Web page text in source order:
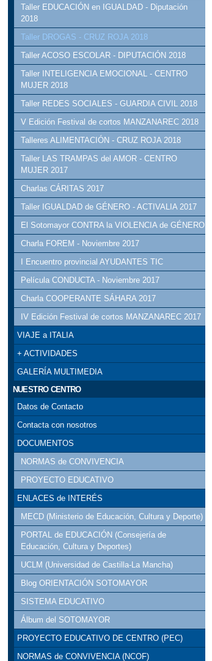
Taller EDUCACIÓN en IGUALDAD - Diputación
2018
Taller DROGAS - CRUZ ROJA 2018
Taller ACOSO ESCOLAR - DIPUTACIÓN 2018
Taller INTELIGENCIA EMOCIONAL - CENTRO
MUJER 2018
Taller REDES SOCIALES - GUARDIA CIVIL 2018
V Edición Festival de cortos MANZANAREC 2018
Talleres ALIMENTACIÓN - CRUZ ROJA 2018
Taller LAS TRAMPAS del AMOR - CENTRO
MUJER 2017
Charlas CÁRITAS 2017
Taller IGUALDAD de GÉNERO - ACTIVALIA 2017
El Sotomayor CONTRA la VIOLENCIA de GÉNERO
Charla FOREM - Noviembre 2017
I Encuentro provincial AYUDANTES TIC
Película CONDUCTA - Noviembre 2017
Charla COOPERANTE SÁHARA 2017
IV Edición Festival de cortos MANZANAREC 2017
VIAJE a ITALIA
+ ACTIVIDADES
GALERÍA MULTIMEDIA
NUESTRO CENTRO
Datos de Contacto
Contacta con nosotros
DOCUMENTOS
NORMAS de CONVIVENCIA
PROYECTO EDUCATIVO
ENLACES de INTERÉS
MECD (Ministerio de Educación, Cultura y Deporte)
PORTAL de EDUCACIÓN (Consejería de
Educación, Cultura y Deportes)
UCLM (Universidad de Castilla-La Mancha)
Blog ORIENTACIÓN SOTOMAYOR
SISTEMA EDUCATIVO
Álbum del SOTOMAYOR
PROYECTO EDUCATIVO DE CENTRO (PEC)
NORMAS de CONVIVENCIA (NCOF)